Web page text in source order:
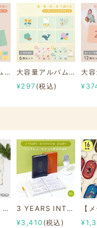
大容量アルバムシリーズ 【ナンバーデコカード】L判写真用
大容量アルバムシリーズ 【シーズンイベントデコカード】L判写真用
¥297(税込)
FAPIEDファミリーソックスセット 総柄
3 YEARS INTERVIEW DIARY
¥3,410 (税込)